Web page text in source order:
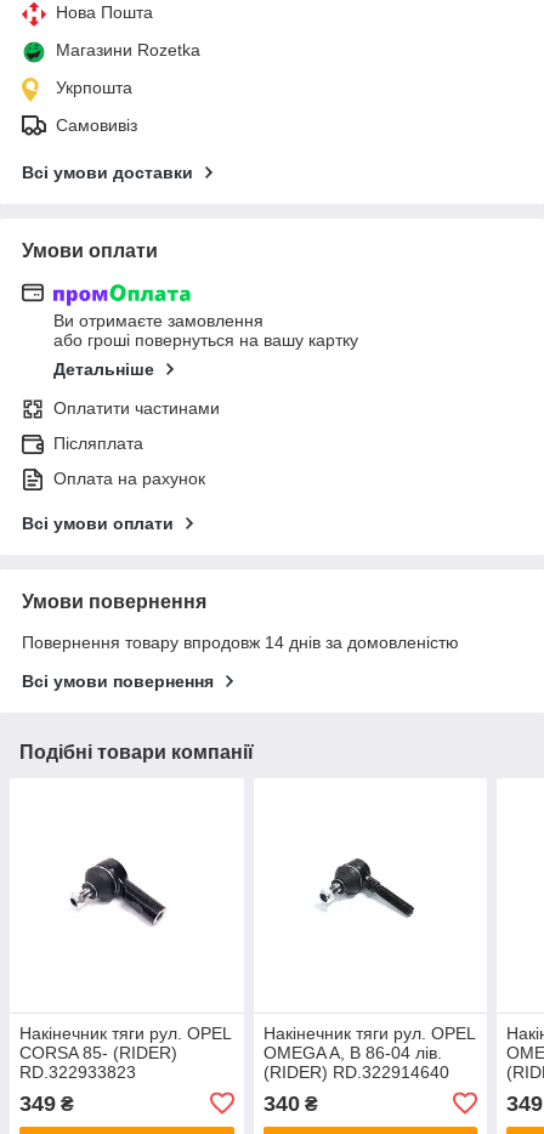
Нова Пошта
Магазини Rozetka
Укрпошта
Самовивіз
Всі умови доставки
Умови оплати
Ви отримаєте замовлення
або гроші повернуться на вашу картку
Детальніше
Оплатити частинами
Післяплата
Оплата на рахунок
Всі умови оплати
Умови повернення
Повернення товару впродовж 14 днів за домовленістю
Всі умови повернення
Подібні товари компанії
Накінечник тяги рул. OPEL
CORSA 85- (RIDER)
RD.322933823
349 ₴
Накінечник тяги рул. OPEL
OMEGA A, B 86-04 лів.
(RIDER) RD.322914640
340₴ 349